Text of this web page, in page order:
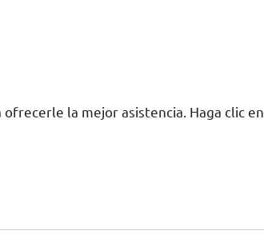
la mejor asistencia. Haga clic en